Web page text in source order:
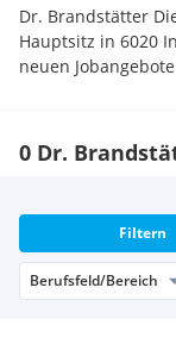
Dr. Brandstätter
Hauptsitz in 6020
neuen
0 Dr.
Filtern
Berufsfeld/Bereich